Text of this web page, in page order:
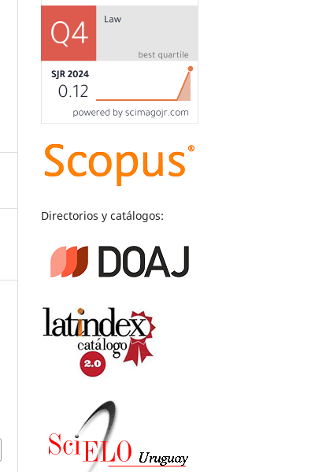
Directorios y catálogos: